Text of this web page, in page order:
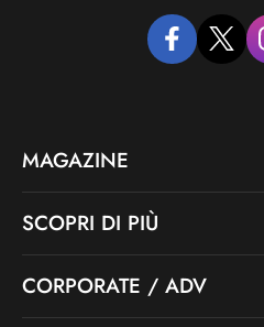
facebooktwitter
MAGAZINE
SCOPRI DI PIÙ
CORPORATE / ADV